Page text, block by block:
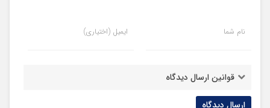
نام شما ایمیل (اختیاری)
قوانین ارسال دیدگاه